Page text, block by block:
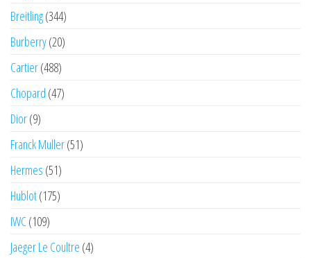
Breitling(344)
Burberry(20)
Cartier(488)
Chopard (47)
Dior(9)
Franck Muller(51)
Hermes (51)
Hublot(175)
IWC(109)
Jaeger Le Coultre (4)